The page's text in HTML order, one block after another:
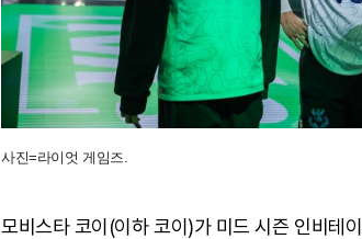
사진=라이엇 게임즈.
모비스타 코이(이하 코이)가 미드 시즌 인비테